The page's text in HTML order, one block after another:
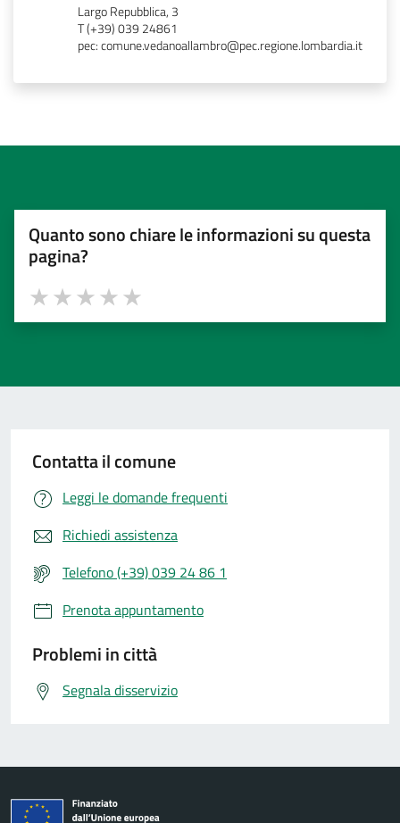
Largo Repubblica, 3
T (+39) 039 24861
pec: comune.vedanoallambro@pec.regione.lombardia.it
Quanto sono chiare le informazioni su questa
pagina?
Valuta 5 stelle su 5
Valuta 4 stelle su 5
Valuta 3 stelle su 5
Valuta 2 stelle su 5
Valuta 1 stelle su 5
Contatta il comune
Leggi le domande frequenti
Richiedi assistenza
Telefono (+39) 039 24 86 1
Prenota appuntamento
Problemi in città
Segnala disservizio